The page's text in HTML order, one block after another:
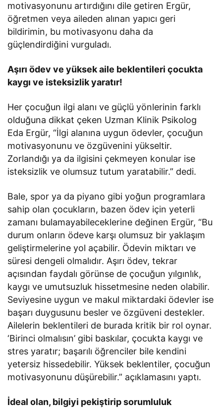
motivasyonunu artırdığını dile getiren Ergür,
öğretmen veya aileden alınan yapıcı geri
bildirimin, bu motivasyonu daha da
güçlendirdiğini vurguladı.
Aşırı ödev ve yüksek aile beklentileri çocukta
kaygı ve isteksizlik yaratır!
Her çocuğun ilgi alanı ve güçlü yönlerinin farklı
olduğuna dikkat çeken Uzman Klinik Psikolog
Eda Ergür, “İlgi alanına uygun ödevler, çocuğun
motivasyonunu ve özgüvenini yükseltir.
Zorlandığı ya da ilgisini çekmeyen konular ise
isteksizlik ve olumsuz tutum yaratabilir.” dedi.
Bale, spor ya da piyano gibi yoğun programlara
sahip olan çocukların, bazen ödev için yeterli
zamanı bulamayabileceklerine değinen Ergür, “Bu
durum onların ödeve karşı olumsuz bir yaklaşım
geliştirmelerine yol açabilir. Ödevin miktarı ve
süresi dengeli olmalıdır. Aşırı ödev, tekrar
açısından faydalı görünse de çocuğun yılgınlık,
kaygı ve umutsuzluk hissetmesine neden olabilir.
Seviyesine uygun ve makul miktardaki ödevler ise
başarı duygusunu besler ve özgüveni destekler.
Ailelerin beklentileri de burada kritik bir rol oynar.
‘Birinci olmalısın’ gibi baskılar, çocukta kaygı ve
stres yaratır; başarılı öğrenciler bile kendini
yetersiz hissedebilir. Yüksek beklentiler, çocuğun
motivasyonunu düşürebilir.” açıklamasını yaptı.
İdeal olan, bilgiyi pekiştirip sorumluluk